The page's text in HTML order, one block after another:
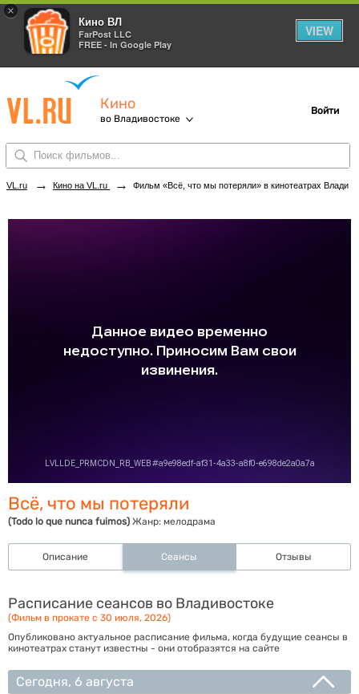
×
Кино ВЛ
FarPost LLC
FREE - In Google Play
VIEW
Кино
во Владивостоке
Войти
VL.ru → Кино на VL.ru → Фильм «Всё, что мы потеряли» в кинотеатрах Владивостока. Купить билеты!
Всё, что мы потеряли
(Todo lo que nunca fuimos) Жанр: мелодрама
Описание Сеансы Отзывы
Расписание сеансов во Владивостоке
(Фильм в прокате с 30 июля, 2026)
Опубликовано актуальное расписание фильма, когда будущие сеансы в
кинотеатрах станут известны - они отобразятся на сайте
Сегодня, 6 августа